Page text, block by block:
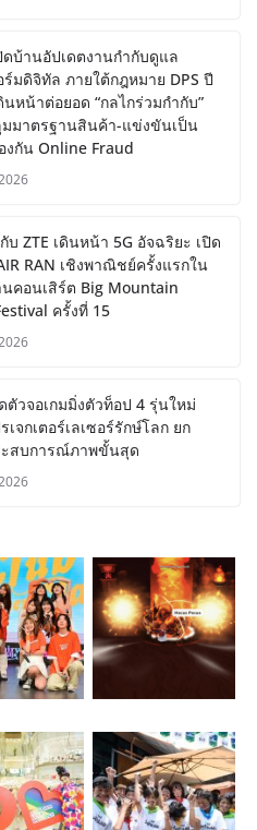
ดบ้านอัปเดตงานกำกับดูแล
มดิจิทัล ภายใต้กฎหมาย DPS ปี
หน้าต่อยอด “กลไกร่วมกำกับ”
มาตรฐานสินค้า-แข่งขันเป็น
งกัน Online Fraud
บ ZTE เดินหน้า 5G อัจฉริยะ เปิด
RAN เชิงพาณิชย์ครั้งแรกใน
นคอนเสิร์ต Big Mountain
ครั้งที่ 15
ตัวจอเกมมิ่งตัวท็อป 4 รุ่นใหม่
เจกเตอร์เลเซอร์รักษ์โลก ยก
สบการณ์ภาพขั้นสุด